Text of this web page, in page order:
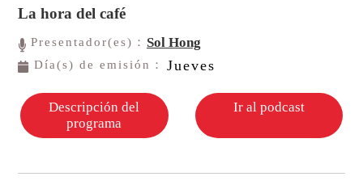
La hora del café
Presentador(es)： Sol Hong
Día(s) de emisión： Jueves
Descripción del
programa
Ir al podcast